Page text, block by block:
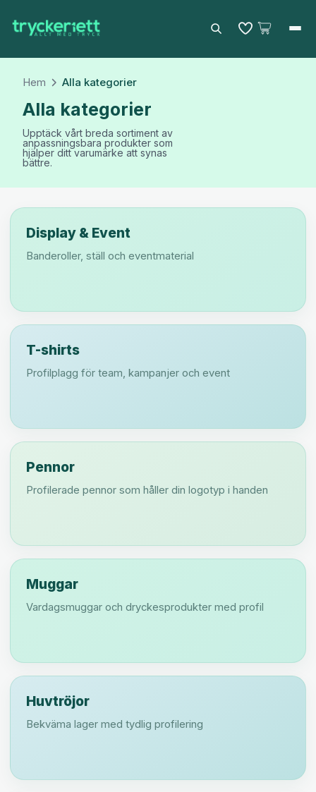
Hem Alla kategorier
Alla kategorier
Upptäck vårt breda sortiment av
anpassningsbara produkter som
hjälper ditt varumärke att synas
bättre.
Display & Event
Banderoller, ställ och eventmaterial
T-shirts
Profilplagg för team, kampanjer och event
Pennor
Profilerade pennor som håller din logotyp i handen
Muggar
Vardagsmuggar och dryckesprodukter med profil
Huvtröjor
Bekväma lager med tydlig profilering